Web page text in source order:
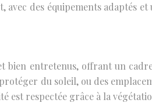
des équipements adaptés
bien entretenus, offrant un
du soleil, ou des
est respectée grâce à la